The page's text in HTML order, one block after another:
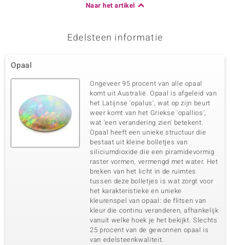
Naar het artikel
Edelsteen informatie
Opaal
Ongeveer 95 procent van alle opaal
komt uit Australië. Opaal is afgeleid van
het Latijnse 'opalus', wat op zijn beurt
weer komt van het Griekse 'opallios',
wat 'een verandering zien' betekent.
Opaal heeft een unieke structuur die
bestaat uit kleine bolletjes van
siliciumdioxide die een piramidevormig
raster vormen, vermengd met water. Het
breken van het licht in de ruimtes
tussen deze bolletjes is wat zorgt voor
het karakteristieke en unieke
kleurenspel van opaal: de flitsen van
kleur die continu veranderen, afhankelijk
vanuit welke hoek je het bekijkt. Slechts
25 procent van de gewonnen opaal is
van edelsteenkwaliteit.